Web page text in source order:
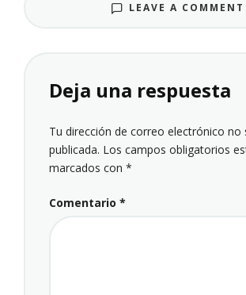
LEAVE A COMMENT
Deja una respuesta
Tu dirección de correo electrónico no
publicada. Los campos obligatorios
marcados con *
Comentario *